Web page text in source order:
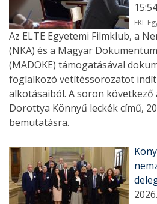
15:54
EKL
Az ELTE Egyetemi Filmklub, a
(NKA) és a Magyar
(MADOKE) támogatásával
foglalkozó vetítéssorozatot
alkotásaiból. A soron
Dorottya Könnyű leckék című,
bemutatásra.